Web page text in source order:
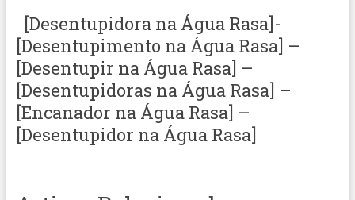
[Desentupidora na Água Rasa]-
[Desentupimento na Água Rasa] –
[Desentupir na Água Rasa] –
[Desentupidoras na Água Rasa] –
[Encanador na Água Rasa] –
[Desentupidor na Água Rasa]